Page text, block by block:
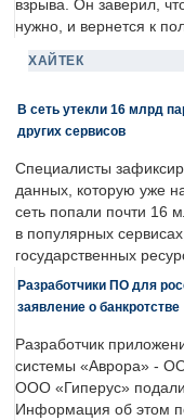
взрыва. Он заверил,
нужно, и вернется к
ХАЙТЕК
В сеть утекли 16 млрд
других сервисов
Специалисты
данных, которую уже
сеть попали почти 16
в популярных
государственных
Разработчики ПО для
заявление о банкротстве
Разработчик
системы «Аврора» -
ООО «Гиперус» подали
Информация об этом